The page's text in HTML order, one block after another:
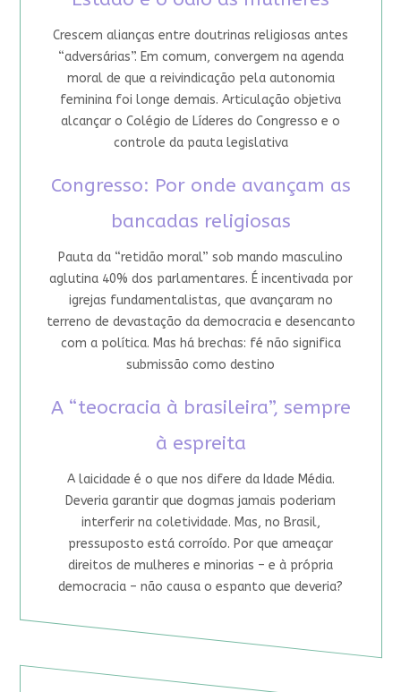
Crescem alianças entre doutrinas religiosas antes
“adversárias”. Em comum, convergem na agenda
moral de que a reivindicação pela autonomia
feminina foi longe demais. Articulação objetiva
alcançar o Colégio de Líderes do Congresso e o
controle da pauta legislativa
Congresso: Por onde avançam as
bancadas religiosas
Pauta da “retidão moral” sob mando masculino
aglutina 40% dos parlamentares. É incentivada por
igrejas fundamentalistas, que avançaram no
terreno de devastação da democracia e desencanto
com a política. Mas há brechas: fé não significa
submissão como destino
A “teocracia à brasileira”, sempre
à espreita
A laicidade é o que nos difere da Idade Média.
Deveria garantir que dogmas jamais poderiam
interferir na coletividade. Mas, no Brasil,
pressuposto está corroído. Por que ameaçar
direitos de mulheres e minorias – e à própria
democracia – não causa o espanto que deveria?